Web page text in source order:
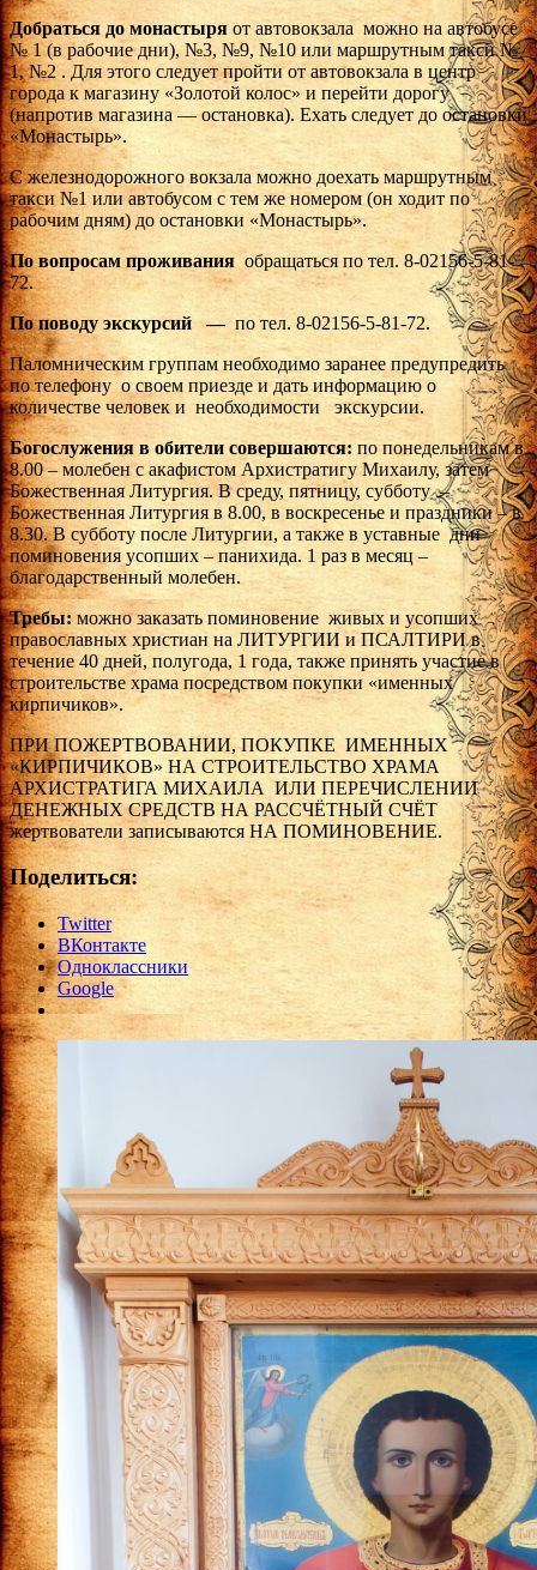
Добраться до монастыря от автовокзала можно на автобусе
№ 1 (в рабочие дни), №3, №9, №10 или маршрутным такси №
1, №2 . Для этого следует пройти от автовокзала в центр
города к магазину «Золотой колос» и перейти дорогу
(напротив магазина — остановка). Ехать следует до остановки
«Монастырь».
С железнодорожного вокзала можно доехать маршрутным
такси №1 или автобусом с тем же номером (он ходит по
рабочим дням) до остановки «Монастырь».
По вопросам проживания обращаться по тел. 8-02156-5-81-
72.
По поводу экскурсий — по тел. 8-02156-5-81-72.
Паломническим группам необходимо заранее предупредить
по телефону о своем приезде и дать информацию о
количестве человек и необходимости экскурсии.
Богослужения в обители совершаются: по понедельникам в
8.00 – молебен с акафистом Архистратигу Михаилу, затем
Божественная Литургия. В среду, пятницу, субботу –
Божественная Литургия в 8.00, в воскресенье и праздники – в
8.30. В субботу после Литургии, а также в уставные дни
поминовения усопших – панихида. 1 раз в месяц –
благодарственный молебен.
Требы: можно заказать поминовение живых и усопших
православных христиан на ЛИТУРГИИ и ПСАЛТИРИ в
течение 40 дней, полугода, 1 года, также принять участие в
строительстве храма посредством покупки «именных
кирпичиков».
ПРИ ПОЖЕРТВОВАНИИ, ПОКУПКЕ ИМЕННЫХ
«КИРПИЧИКОВ» НА СТРОИТЕЛЬСТВО ХРАМА
АРХИСТРАТИГА МИХАИЛА ИЛИ ПЕРЕЧИСЛЕНИИ
ДЕНЕЖНЫХ СРЕДСТВ НА РАССЧЁТНЫЙ СЧЁТ
жертвователи записываются НА ПОМИНОВЕНИЕ.
Поделиться:
Twitter
ВКонтакте
Одноклассники
Google